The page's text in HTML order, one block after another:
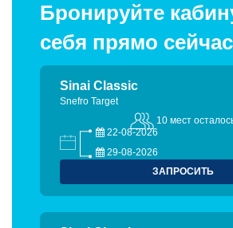
Бронируйте
себя прямо
Sinai Classic
Snefro Target
10 мест
22-08-2026
29-08-2026
ЗАПРОСИТЬ